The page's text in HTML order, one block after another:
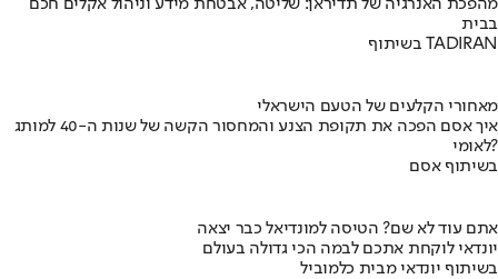
מהפכת האנרגיה של תדיראן: שליטה, אבטחת מידע וניהול אקלים חכם
בבית
בשיתוף TADIRAN
מאחורי הקלעים של הטעם הישראלי
איך אסם הפכה את תקופת הצנע והמחסור הקשה של שנות ה-40 למותג
לאומי?
בשיתוף אסם
אתם עוד לא שם? הטיסה למונדיאל כבר יצאה
יונדאי לוקחת אתכם לבמה הכי גדולה בעולם
בשיתוף יונדאי מבית כלמוביל